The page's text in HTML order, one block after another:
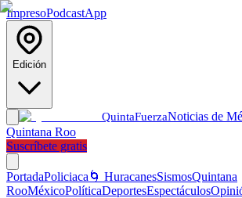
ImpresoPodcastApp
Edición
QuintaFuerzaNoticias de
Quintana Roo
Suscríbete gratis
PortadaPoliciaca 🌀 HuracanesSismosQuintana
RooMéxicoPolíticaDeportesEspectáculos